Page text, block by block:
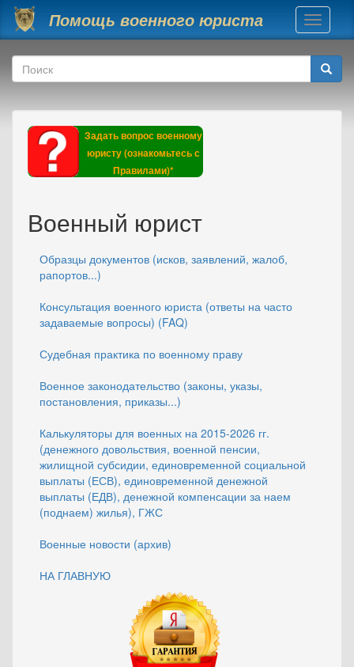
Перейти к основному содержанию
Помощь военного юриста
Toggle
Форма поиска
Поиск
Задать вопрос военному
юристу (ознакомьтесь с
Правилами)*
Военный юрист
Образцы документов (исков, заявлений, жалоб,
рапортов...)
Консультация военного юриста (ответы на часто
задаваемые вопросы) (FAQ)
Судебная практика по военному праву
Военное законодательство (законы, указы,
постановления, приказы...)
Калькуляторы для военных на 2015-2026 гг.
(денежного довольствия, военной пенсии,
жилищной субсидии, единовременной социальной
выплаты (ЕСВ), единовременной денежной
выплаты (ЕДВ), денежной компенсации за наем
(поднаем) жилья), ГЖС
Военные новости (архив)
НА ГЛАВНУЮ